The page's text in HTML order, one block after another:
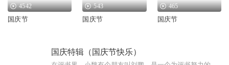
4542
国庆节
543
国庆节
465
国庆节
国庆特辑（国庆节快乐）